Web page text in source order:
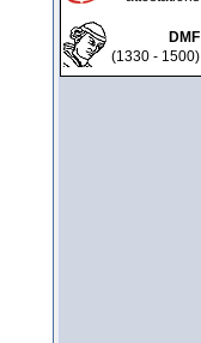
DMF
(1330 - 1500)